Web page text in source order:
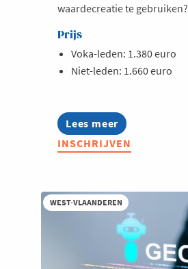
waardecreatie te gebruiken?
Prijs
Voka-leden: 1.380 euro
Niet-leden: 1.660 euro
Lees meer
about
Lean
Scouting
INSCHRIJVEN
WEST-VLAANDEREN